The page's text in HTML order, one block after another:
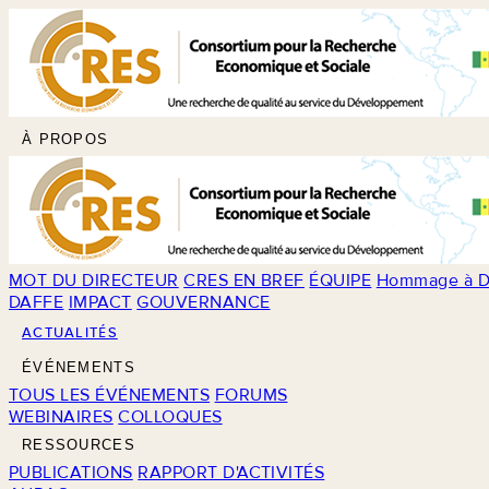
À PROPOS
MOT DU DIRECTEUR CRES EN BREF ÉQUIPE Hommage à
DAFFE IMPACT GOUVERNANCE
ACTUALITÉS
ÉVÉNEMENTS
TOUS LES ÉVÉNEMENTS FORUMS
WEBINAIRES COLLOQUES
RESSOURCES
PUBLICATIONS RAPPORT D'ACTIVITÉS